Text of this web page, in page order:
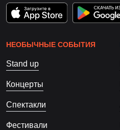
НЕОБЫЧНЫЕ СОБЫТИЯ
Stand up
Концерты
Спектакли
Фестивали